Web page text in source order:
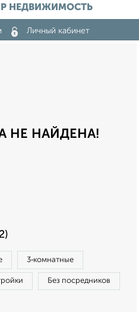
НЕДВИЖИМОСТЬ
Личный кабинет
НЕ НАЙДЕНА!
3‑комнатные
Без посредников